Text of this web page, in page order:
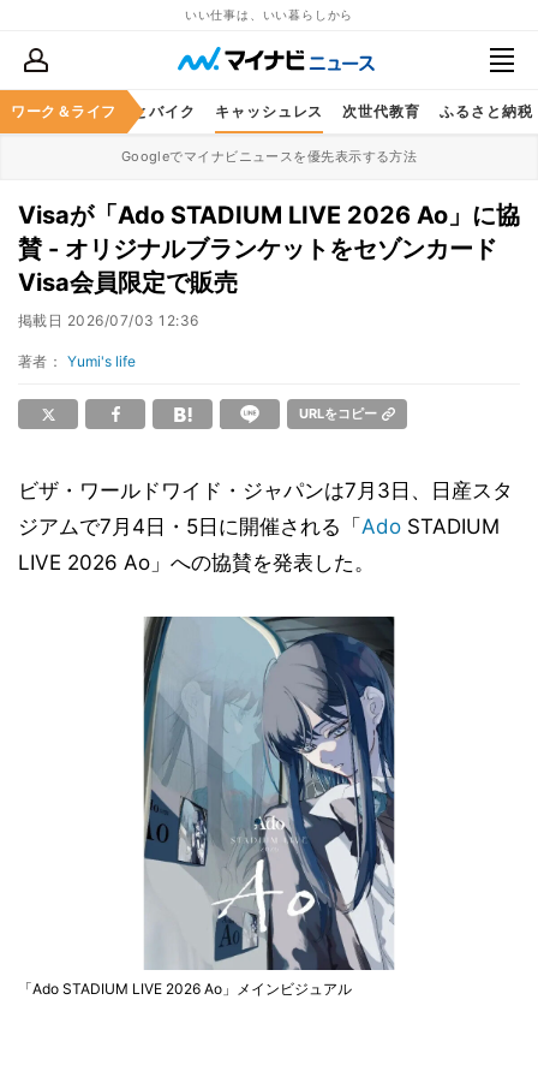
いい仕事は、いい暮らしから
ワーク＆ライフ
レジャー 車とバイク キャッシュレス 次世代教育 ふるさと納税
Googleでマイナビニュースを優先表示する方法
Visaが「Ado STADIUM LIVE 2026 Ao」に協
賛 - オリジナルブランケットをセゾンカード
Visa会員限定で販売
掲載日 2026/07/03 12:36
著者： Yumi's life
URLをコピー
ビザ・ワールドワイド・ジャパンは7月3日、日産スタ
ジアムで7月4日・5日に開催される「 Ado STADIUM
LIVE 2026 Ao」への協賛を発表した。
「Ado STADIUM LIVE 2026 Ao」メインビジュアル